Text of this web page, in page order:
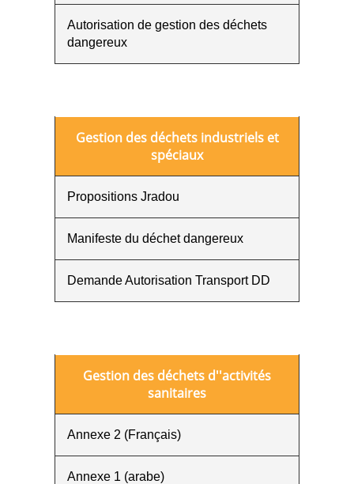
Autorisation de gestion des déchets
dangereux
Gestion des déchets industriels et
spéciaux
Propositions Jradou
Manifeste du déchet dangereux
Demande Autorisation Transport DD
Gestion des déchets d''activités
sanitaires
Annexe 2 (Français)
Annexe 1 (arabe)